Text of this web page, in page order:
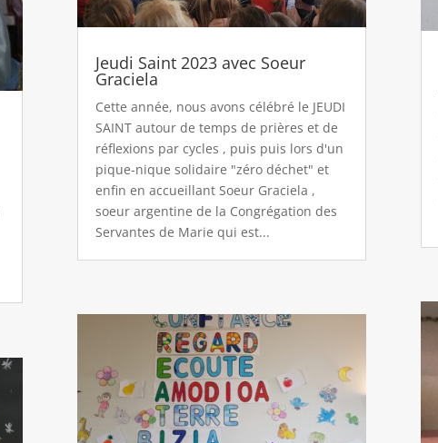
Jeudi Saint 2023 avec Soeur
Graciela
Cette année, nous avons célébré le JEUDI
SAINT autour de temps de prières et de
réflexions par cycles , puis puis lors d'un
pique-nique solidaire "zéro déchet" et
enfin en accueillant Soeur Graciela ,
soeur argentine de la Congrégation des
Servantes de Marie qui est...